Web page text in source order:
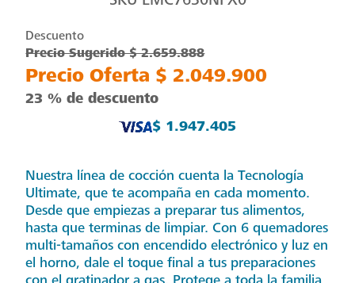
Descuento
Precio Sugerido $ 2.659.888
Precio Oferta $ 2.049.900
23 % de descuento
$ 1.947.405
Nuestra línea de cocción cuenta la Tecnología
Ultimate, que te acompaña en cada momento.
Desde que empiezas a preparar tus alimentos,
hasta que terminas de limpiar. Con 6 quemadores
multi-tamaños con encendido electrónico y luz en
el horno, dale el toque final a tus preparaciones